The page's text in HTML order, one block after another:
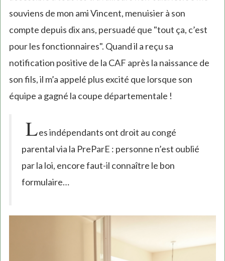
souviens de mon ami Vincent, menuisier à son
compte depuis dix ans, persuadé que "tout ça, c’est
pour les fonctionnaires". Quand il a reçu sa
notification positive de la CAF après la naissance de
son fils, il m’a appelé plus excité que lorsque son
équipe a gagné la coupe départementale !
Les indépendants ont droit au congé
parental via la PreParE : personne n’est oublié
par la loi, encore faut-il connaître le bon
formulaire…